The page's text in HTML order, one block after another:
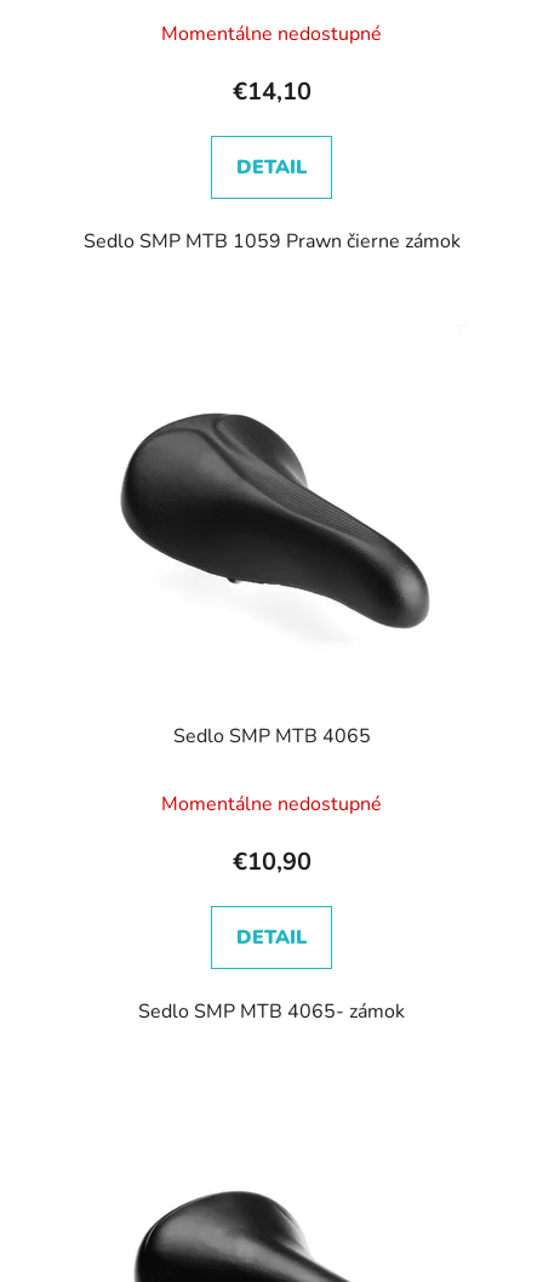
Momentálne nedostupné
€14,10
DETAIL
Sedlo SMP MTB 1059 Prawn čierne zámok
Sedlo SMP MTB 4065
Momentálne nedostupné
€10,90
DETAIL
Sedlo SMP MTB 4065- zámok